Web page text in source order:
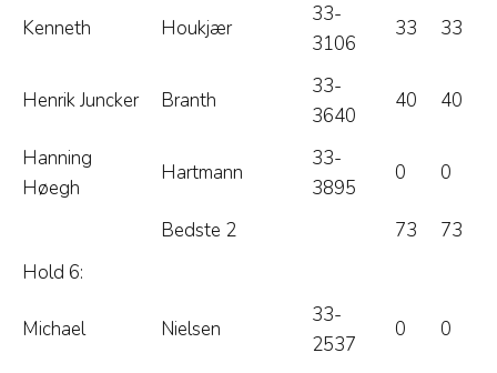
Kenneth Houkjær
33-
3106
33 33
Henrik Juncker Branth
33-
3640
40 40
Hanning
Høegh
Hartmann
33-
3895
0 0
Bedste 2 73
73
Hold 6:
Michael Nielsen
33-
2537
0 0